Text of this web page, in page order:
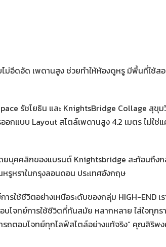
ม่อึดอัด เพดานสูง ช่วยทำให้ห้องดูหรู มีพื้นที่ใช้ส
รัชโยธิน และ KnightsBridge Collage สุขุม
อกแบบ Layout สไตล์เพดานสูง 4.2 เมตร ไม่ใ
ดยบุคคลิกของแบรนด์ Knightsbridge สะท้อนถึง
หรูหราในกรุงลอนดอน ประเทศอังกฤษ
ใช้ชีวิตอย่างเหนือระดับของกลุ่ม HIGH-END เ
โจทย์การใช้ชีวิตที่ทันสมัย หลากหลาย ใส่ใจทุกร
รถตอบโจทย์ทุกไลฟ์สไตล์อย่างแท้จริง” คุณสิริพ